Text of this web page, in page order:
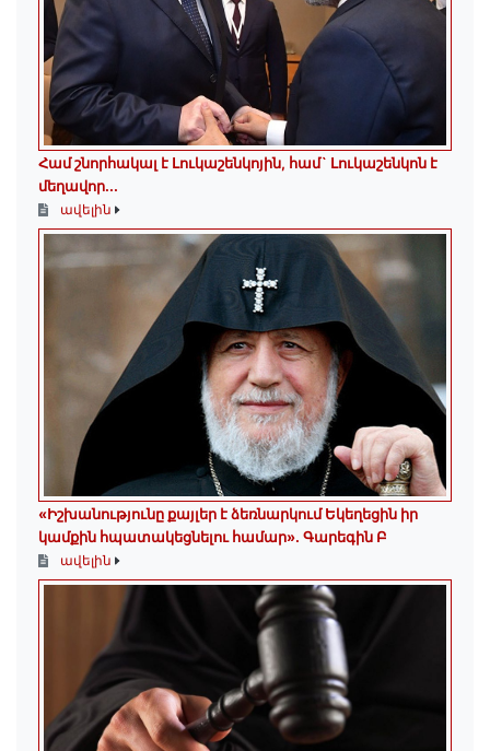
Համ շնորհակալ է Լուկաշենկոյին, համ` Լուկաշենկոն է
մեղավոր․․․
ավելին
«Իշխանությունը քայլեր է ձեռնարկում Եկեղեցին իր
կամքին հպատակեցնելու համար»․ Գարեգին Բ
ավելին